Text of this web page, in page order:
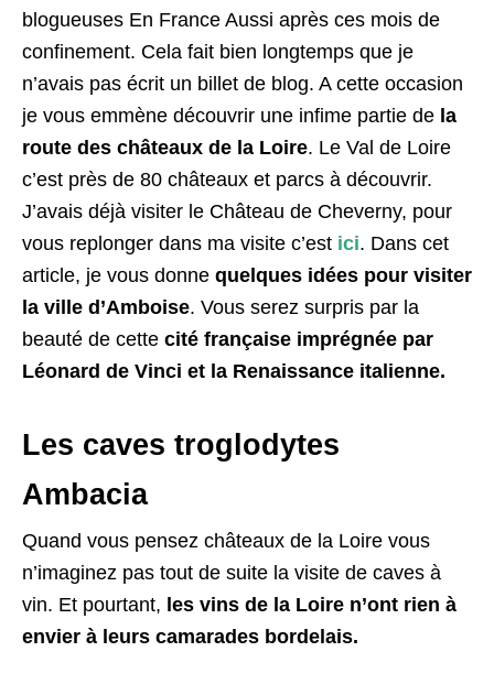
blogueuses En France Aussi après ces mois de
confinement. Cela fait bien longtemps que je
n’avais pas écrit un billet de blog. A cette occasion
je vous emmène découvrir une infime partie de la
route des châteaux de la Loire. Le Val de Loire
c’est près de 80 châteaux et parcs à découvrir.
J’avais déjà visiter le Château de Cheverny, pour
vous replonger dans ma visite c’est ici. Dans cet
article, je vous donne quelques idées pour visiter
la ville d’Amboise. Vous serez surpris par la
beauté de cette cité française imprégnée par
Léonard de Vinci et la Renaissance italienne.
Les caves troglodytes
Ambacia
Quand vous pensez châteaux de la Loire vous
n’imaginez pas tout de suite la visite de caves à
vin. Et pourtant, les vins de la Loire n’ont rien à
envier à leurs camarades bordelais.